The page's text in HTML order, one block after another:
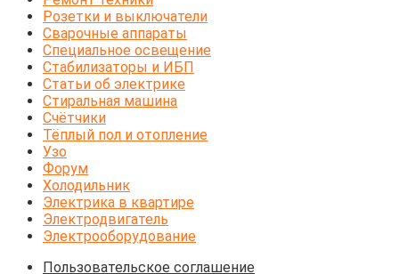
Розетки и выключатели
Сварочные аппараты
Специальное освещение
Стабилизаторы и ИБП
Статьи об электрике
Стиральная машина
Счётчики
Тёплый пол и отопление
Узо
Форум
Холодильник
Электрика в квартире
Электродвигатель
Электрооборудование
Пользовательское соглашение